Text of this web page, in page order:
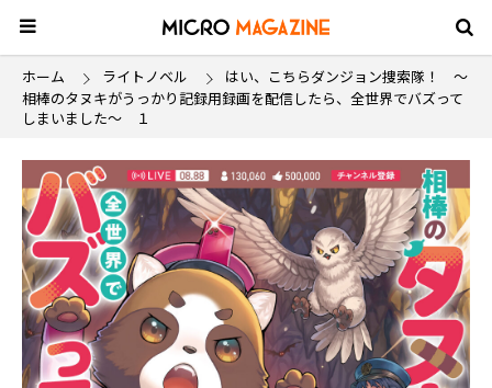
ホーム ライトノベル
はい、こちらダンジョン捜索隊！ ～
相棒のタヌキがうっかり記録用録画を配信したら、全世界でバズって
しまいました～ １